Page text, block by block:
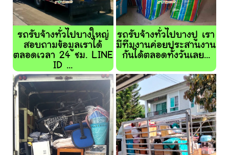
รถรับจ้างทั่วไปบางใหญ่
สอบถามข้อมูลเราได้
ตลอดเวลา 24 ชม. LINE
ID ...
รถรับจ้างทั่วไปบางปู เรา
มีทีมงานค่อยประสานงาน
กันได้ตลอดทั้งวันเลย...